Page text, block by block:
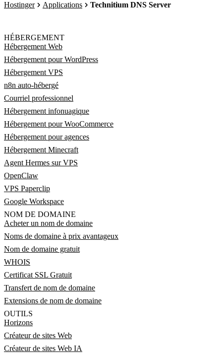
Hostinger Applications Technitium DNS Server
HÉBERGEMENT
Hébergement Web
Hébergement pour WordPress
Hébergement VPS
n8n auto-hébergé
Courriel professionnel
Hébergement infonuagique
Hébergement pour WooCommerce
Hébergement pour agences
Hébergement Minecraft
Agent Hermes sur VPS
OpenClaw
VPS Paperclip
Google Workspace
NOM DE DOMAINE
Acheter un nom de domaine
Noms de domaine à prix avantageux
Nom de domaine gratuit
WHOIS
Certificat SSL Gratuit
Transfert de nom de domaine
Extensions de nom de domaine
OUTILS
Horizons
Créateur de sites Web
Créateur de sites Web IA